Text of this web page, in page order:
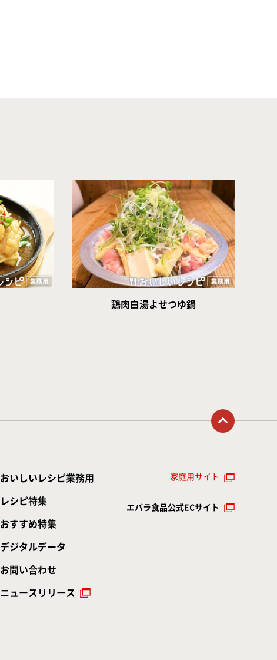
鶏肉白湯よせつゆ鍋
トップに戻る
おいしいレシピ業務用
レシピ特集
おすすめ特集
デジタルデータ
お問い合わせ
ニュースリリース
家庭用サイト
エバラ食品公式ECサイト